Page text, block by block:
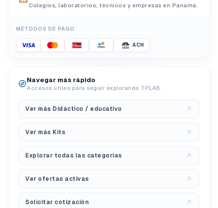
Colegios, laboratorios, técnicos y empresas en Panamá.
MÉTODOS DE PAGO
ACH
Navegar más rápido
Accesos útiles para seguir explorando TPLAB.
Ver más Didáctico / educativo
Ver más Kits
Explorar todas las categorías
Ver ofertas activas
Solicitar cotización